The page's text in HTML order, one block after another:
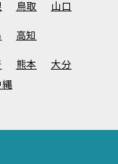
鳥取 山口
高知
熊本
大分